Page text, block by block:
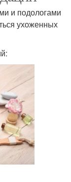
и подологами
ухоженных